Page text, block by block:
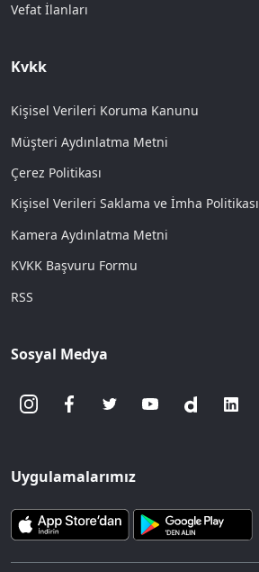
Vefat İlanları
Kvkk
Kişisel Verileri Koruma Kanunu
Müşteri Aydınlatma Metni
Çerez Politikası
Kişisel Verileri Saklama ve İmha Politikası
Kamera Aydınlatma Metni
KVKK Başvuru Formu
RSS
Sosyal Medya
Uygulamalarımız